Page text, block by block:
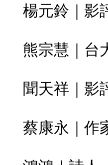
楊元鈴｜影
熊宗慧｜台
聞天祥｜影
蔡康永｜作